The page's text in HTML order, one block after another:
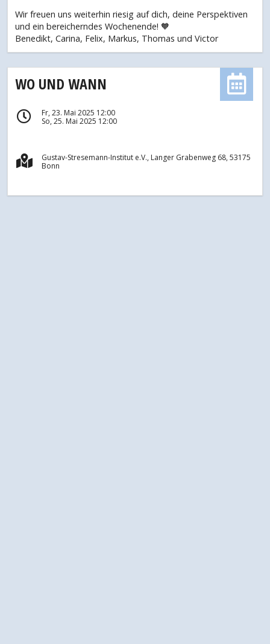
Wir freuen uns weiterhin riesig auf dich, deine Perspektiven
und ein bereicherndes Wochenende! 🧡
Benedikt, Carina, Felix, Markus, Thomas und Victor
WO UND WANN
Fr, 23. Mai 2025 12:00
So, 25. Mai 2025 12:00
Gustav-Stresemann-Institut e.V., Langer Grabenweg 68, 53175
Bonn